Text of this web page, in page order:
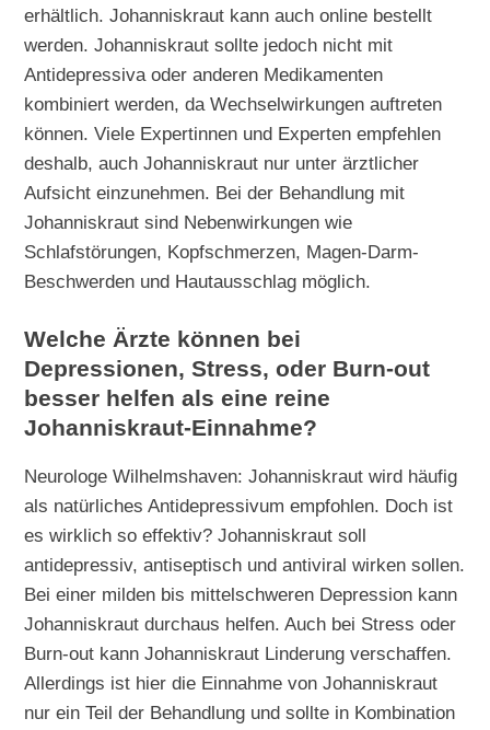
erhältlich. Johanniskraut kann auch online bestellt
werden. Johanniskraut sollte jedoch nicht mit
Antidepressiva oder anderen Medikamenten
kombiniert werden, da Wechselwirkungen auftreten
können. Viele Expertinnen und Experten empfehlen
deshalb, auch Johanniskraut nur unter ärztlicher
Aufsicht einzunehmen. Bei der Behandlung mit
Johanniskraut sind Nebenwirkungen wie
Schlafstörungen, Kopfschmerzen, Magen-Darm-
Beschwerden und Hautausschlag möglich.
Welche Ärzte können bei
Depressionen, Stress, oder Burn-out
besser helfen als eine reine
Johanniskraut-Einnahme?
Neurologe Wilhelmshaven: Johanniskraut wird häufig
als natürliches Antidepressivum empfohlen. Doch ist
es wirklich so effektiv? Johanniskraut soll
antidepressiv, antiseptisch und antiviral wirken sollen.
Bei einer milden bis mittelschweren Depression kann
Johanniskraut durchaus helfen. Auch bei Stress oder
Burn-out kann Johanniskraut Linderung verschaffen.
Allerdings ist hier die Einnahme von Johanniskraut
nur ein Teil der Behandlung und sollte in Kombination